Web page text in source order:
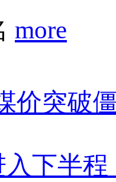
more
价突破
下半